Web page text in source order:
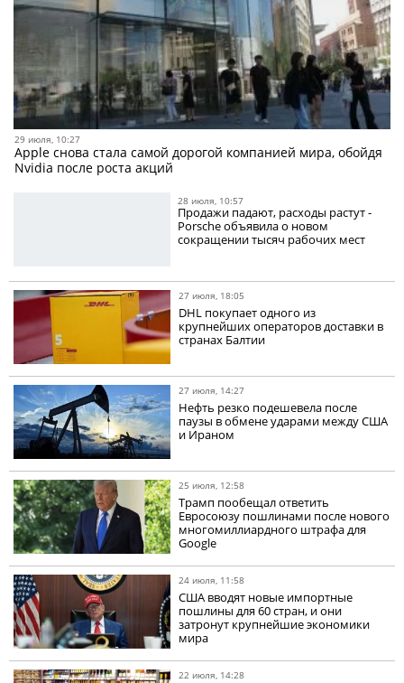
29 июля, 10:27
Apple снова стала самой дорогой компанией мира, обойдя
Nvidia после роста акций
28 июля, 10:57
Продажи падают, расходы растут -
Porsche объявила о новом
сокращении тысяч рабочих мест
27 июля, 18:05
DHL покупает одного из
крупнейших операторов доставки в
странах Балтии
27 июля, 14:27
Нефть резко подешевела после
паузы в обмене ударами между США
и Ираном
25 июля, 12:58
Трамп пообещал ответить
Евросоюзу пошлинами после нового
многомиллиардного штрафа для
Google
24 июля, 11:58
США вводят новые импортные
пошлины для 60 стран, и они
затронут крупнейшие экономики
мира
22 июля, 14:28